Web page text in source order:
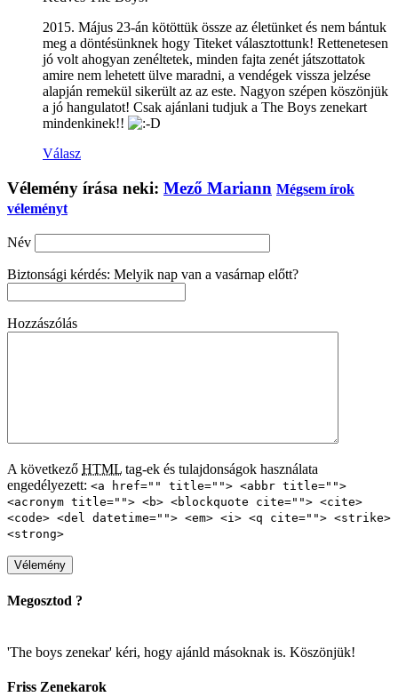
2015. Május 23-án kötöttük össze az életünket és nem bántuk
meg a döntésünknek hogy Titeket választottunk! Rettenetesen
jó volt ahogyan zenéltetek, minden fajta zenét játszottatok
amire nem lehetett ülve maradni, a vendégek vissza jelzése
alapján remekül sikerült az az este. Nagyon szépen köszönjük
a jó hangulatot! Csak ajánlani tudjuk a The Boys zenekart
mindenkinek!!
Válasz
Vélemény írása neki: Mező Mariann Mégsem írok
véleményt
Név
Biztonsági kérdés: Melyik nap van a vasárnap előtt?
Hozzászólás
A következő HTML tag-ek és tulajdonságok használata
engedélyezett: <a href="" title=""> <abbr title="">
<acronym title=""> <b> <blockquote cite=""> <cite>
<code> <del datetime=""> <em> <i> <q cite=""> <strike>
<strong>
Megosztod ?
'The boys zenekar' kéri, hogy ajánld másoknak is. Köszönjük!
Friss Zenekarok